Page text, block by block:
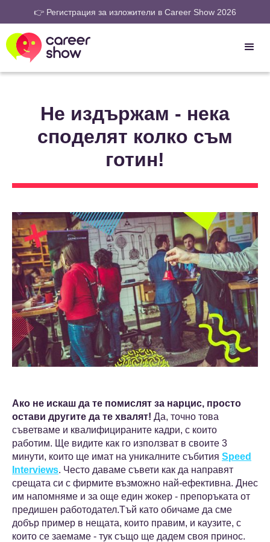
👉 Регистрация за изложители в Career Show 2026
Не издържам - нека
споделят колко съм
готин!
Ако не искаш да те помислят за нарцис, просто
остави другите да те хвалят! Да, точно това
съветваме и квалифицираните кадри, с които
работим. Ще видите как го използват в своите 3
минути, които ще имат на уникалните събития Speed
Interviews. Често даваме съвети как да направят
срещата си с фирмите възможно най-ефективна. Днес
им напомняме и за още един жокер - препоръката от
предишен работодател.Тъй като обичаме да сме
добър пример в нещата, които правим, и каузите, с
които се заемаме - тук също ще дадем своя принос.